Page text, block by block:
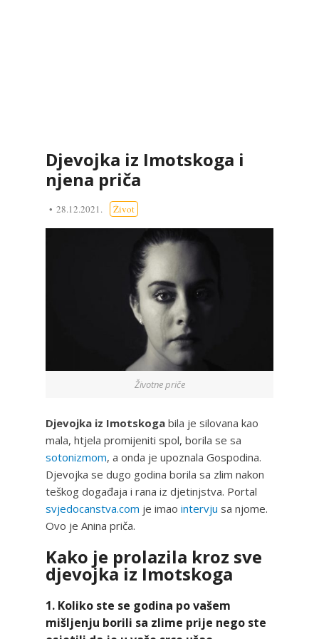
Djevojka iz Imotskoga i
njena priča
28.12.2021. Život
Životne priče
Djevojka iz Imotskoga bila je silovana kao
mala, htjela promijeniti spol, borila se sa
sotonizmom, a onda je upoznala Gospodina.
Djevojka se dugo godina borila sa zlim nakon
teškog događaja i rana iz djetinjstva. Portal
svjedocanstva.com je imao intervju sa njome.
Ovo je Anina priča.
Kako je prolazila kroz sve
djevojka iz Imotskoga
1. Koliko ste se godina po vašem
mišljenju borili sa zlime prije nego ste